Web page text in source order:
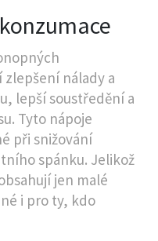
nálady a
lepší soustředění a
Tyto nápoje
při snižování
spánku. Jelikož
jen malé
i pro ty, kdo